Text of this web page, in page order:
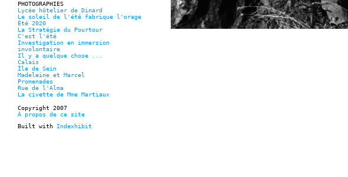
PHOTOGRAPHIES
Lycée hôtelier de Dinard
Le soleil de l'été fabrique l'orage
Été 2020
La Stratégie du Pourtour
C'est l'été
Investigation en immersion
involontaire
Il y a quelque chose ...
Calais
Île de Sein
Madeleine et Marcel
Promenades
Rue de l'Alma
La civette de Mme Martiaux
Copyright 2007
À propos de ce site
Built with Indexhibit